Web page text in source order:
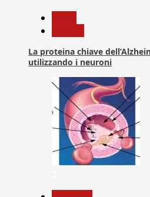
La proteina chiave
utilizzando i neuroni